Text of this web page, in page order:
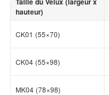
hauteur)
CK01 (55×70)
CK04 (55×98)
MK04 (78×98)